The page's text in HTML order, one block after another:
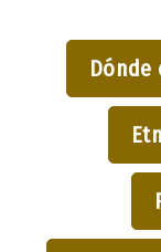
Dónde